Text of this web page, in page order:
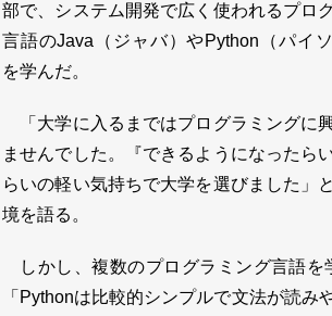
部で、システム開発で広く使われるプロ
言語のJava（ジャバ）やPython（パイ
を学んだ。
「大学に入るまではプログラミングに
ませんでした。『できるようになったら
らいの軽い気持ちで大学を選びました」
境を語る。
しかし、複数のプログラミング言語を
「Pythonは比較的シンプルで文法が読